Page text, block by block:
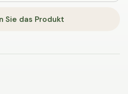
Sie das Produkt